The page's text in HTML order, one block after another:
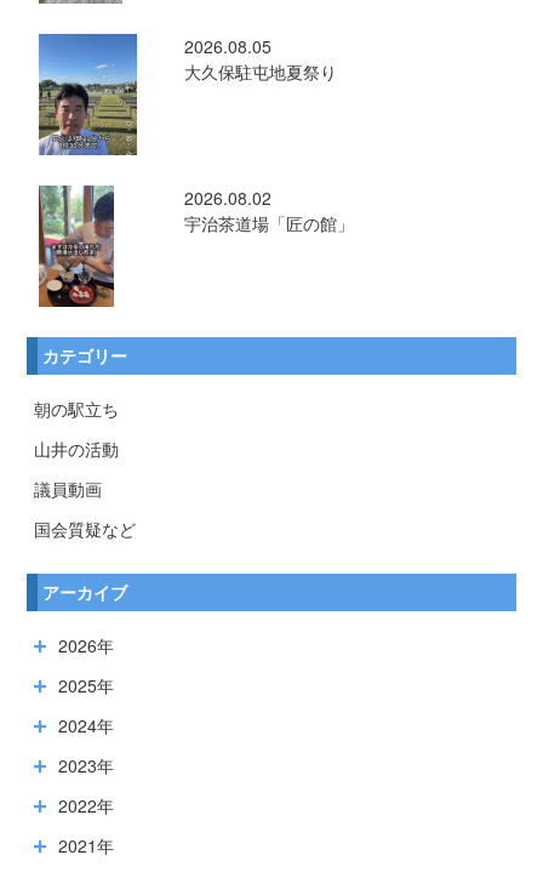
2026.08.05
大久保駐屯地夏祭り
2026.08.02
宇治茶道場「匠の館」
カテゴリー
朝の駅立ち
山井の活動
議員動画
国会質疑など
アーカイブ
2026年
2025年
2024年
2023年
2022年
2021年